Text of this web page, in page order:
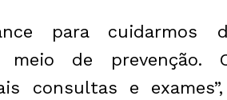
para cuidarmos
meio de prevenção.
consultas e